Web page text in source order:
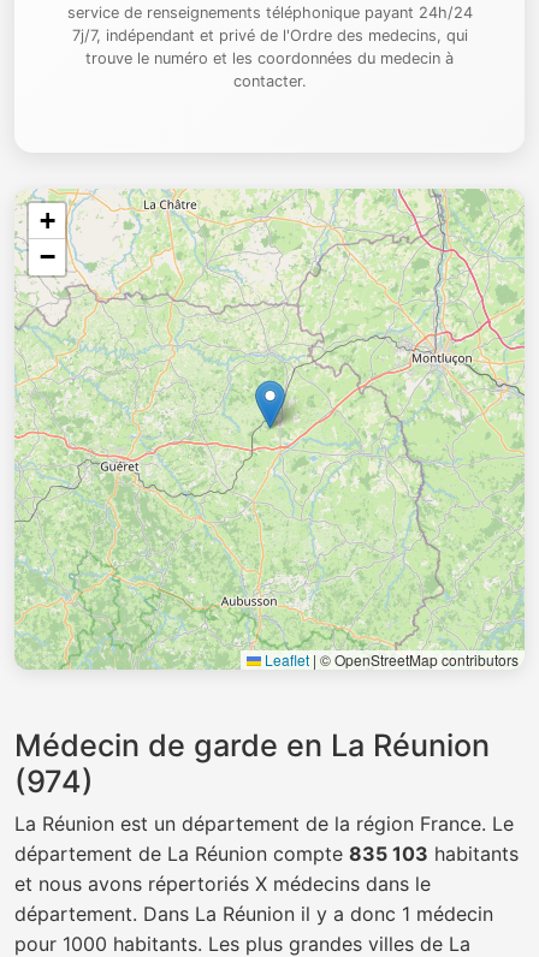
service de renseignements téléphonique payant 24h/24
7j/7, indépendant et privé de l'Ordre des medecins, qui
trouve le numéro et les coordonnées du medecin à
contacter.
+
−
Leaflet | © OpenStreetMap contributors
Médecin de garde en La Réunion
(974)
La Réunion est un département de la région France. Le
département de La Réunion compte 835 103 habitants
et nous avons répertoriés X médecins dans le
département. Dans La Réunion il y a donc 1 médecin
pour 1000 habitants. Les plus grandes villes de La